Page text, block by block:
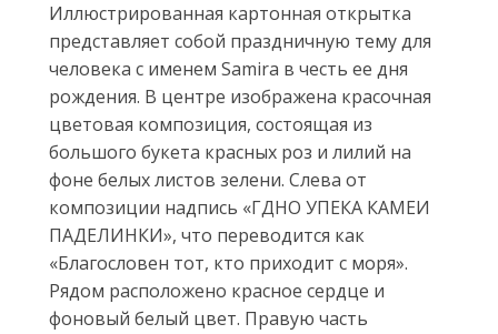
Иллюстрированная картонная открытка
представляет собой праздничную тему для
человека с именем Samira в честь ее дня
рождения. В центре изображена красочная
цветовая композиция, состоящая из
большого букета красных роз и лилий на
фоне белых листов зелени. Слева от
композиции надпись «ГДНО УПЕКА КАМЕИ
ПАДЕЛИНКИ», что переводится как
«Благословен тот, кто приходит с моря».
Рядом расположено красное сердце и
фоновый белый цвет. Правую часть